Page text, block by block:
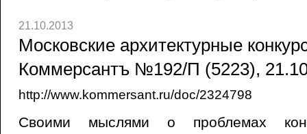
21.10.2013
Московские архитектурные
Коммерсантъ №192/П (5223),
http://www.kommersant.ru/doc/2324798
Своими мыслями о проблемах